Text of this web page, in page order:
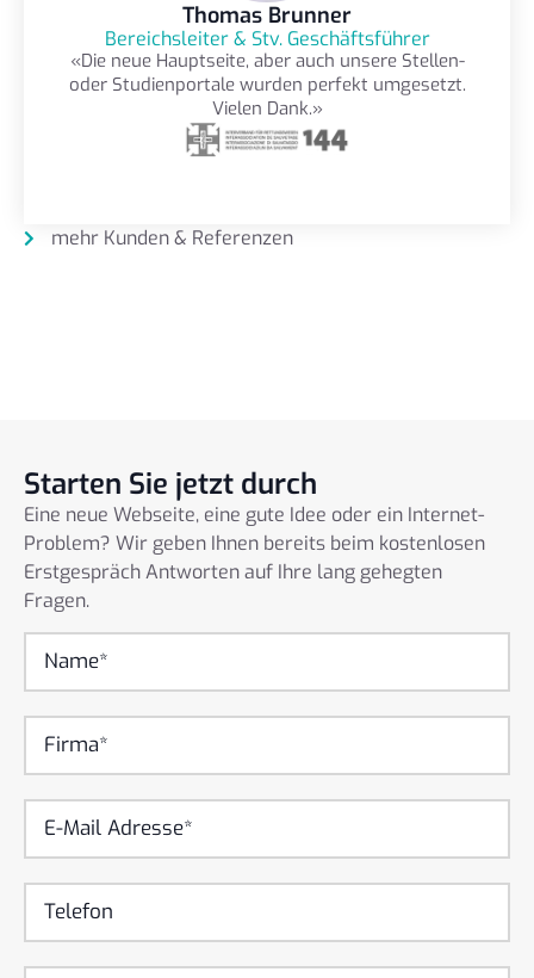
Thomas Brunner
Bereichsleiter & Stv. Geschäftsführer
«Die neue Hauptseite, aber auch unsere Stellen-
oder Studienportale wurden perfekt umgesetzt.
Vielen Dank.»
mehr Kunden & Referenzen
Starten Sie jetzt durch
Eine neue Webseite, eine gute Idee oder ein Internet-
Problem? Wir geben Ihnen bereits beim kostenlosen
Erstgespräch Antworten auf Ihre lang gehegten
Fragen.